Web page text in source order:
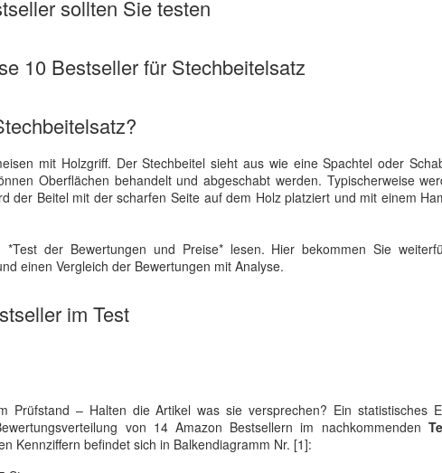
sollten Sie testen
10 Bestseller für Stechbeitelsatz
mit Holzgriff. Der Stechbeitel sieht aus wie eine Spachtel oder
Oberflächen behandelt und abgeschabt werden. Typischerweise
der Beitel mit der scharfen Seite auf dem Holz platziert und mit einem
der Bewertungen und Preise* lesen. Hier bekommen Sie
einen Vergleich der Bewertungen mit Analyse.
im Test
Prüfstand – Halten die Artikel was sie versprechen? Ein statistisches
von 14 Amazon Bestsellern im nachkommenden
Kennziffern befindet sich in Balkendiagramm Nr. [1]: